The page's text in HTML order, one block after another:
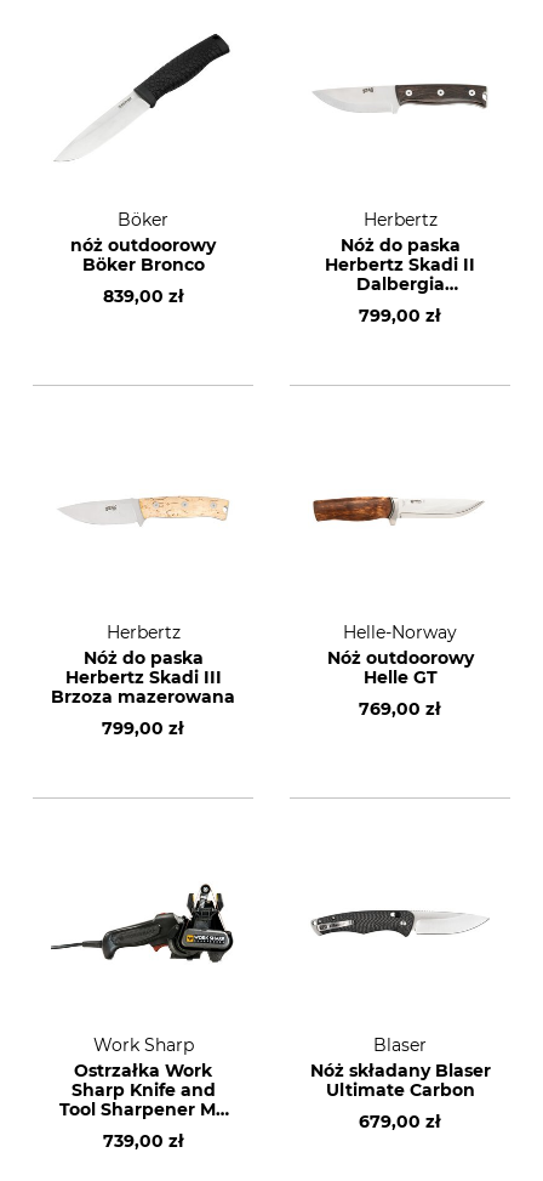
Böker
nóż outdoorowy
Böker Bronco
839,00 zł
Herbertz
Nóż do paska
Herbertz Skadi II
Dalbergia
czarnodrzew
799,00 zł
Herbertz
Nóż do paska
Herbertz Skadi III
Brzoza mazerowana
799,00 zł
Helle-Norway
Nóż outdoorowy
Helle GT
769,00 zł
Work Sharp
Ostrzałka Work
Sharp Knife and
Tool Sharpener MK
739,00 zł
Blaser
Nóż składany Blaser
Ultimate Carbon
679,00 zł